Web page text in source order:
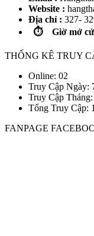
Website :
Địa chỉ : 327-
⏱️ Giờ mở
THỐNG KÊ TRUY
Online: 02
Truy Cập Ngày:
Truy Cập
Tổng Truy Cập: 1
FANPAGE